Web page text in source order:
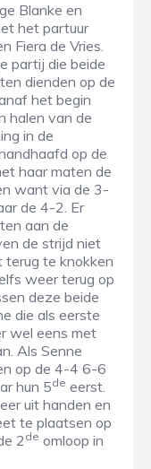
Blanke en
het partuur
Fiera de Vries.
partij die beide
dienden op de
het begin
halen van de
in de
op de
haar maten de
want via de 3-
de 4-2. Er
aan de
de strijd niet
te knokken
weer terug op
deze beide
die als eerste
wel eens met
Als Senne
op de 4-4 6-6
hun 5de eerst.
uit handen en
te plaatsen op
2 de omloop in